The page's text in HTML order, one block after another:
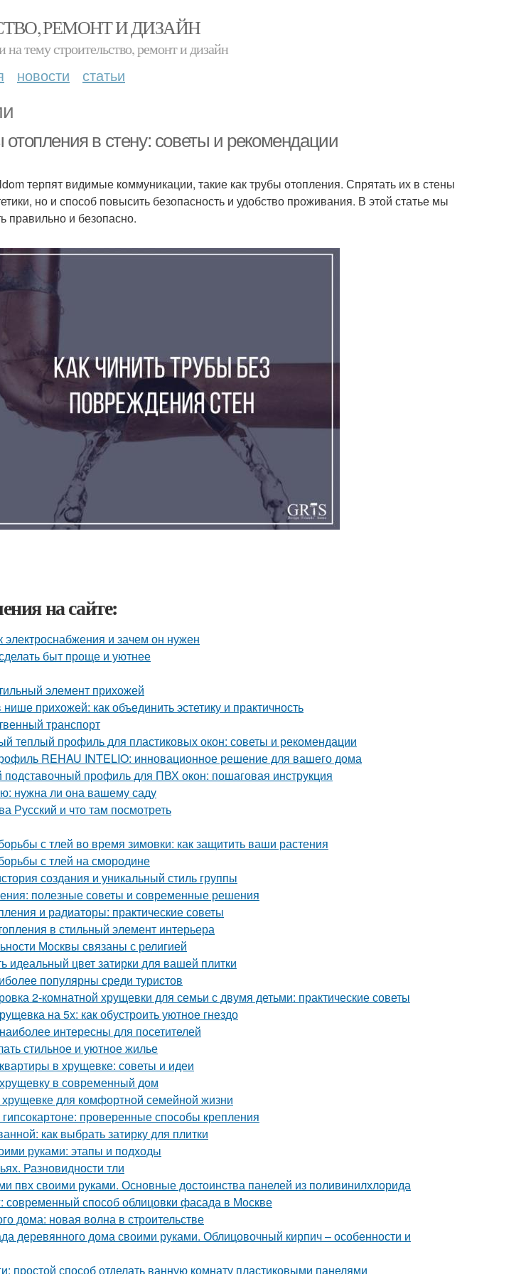
РЕМОНТ И ДИЗАЙН
тему строительство, ремонт и дизайн
новости статьи
отопления в стену: советы и рекомендации
терпят видимые коммуникации, такие как трубы отопления. Спрятать их в стены
но и способ повысить безопасность и удобство проживания. В этой статье мы
правильно и безопасно.
на сайте:
электроснабжения и зачем он нужен
быт проще и уютнее
элемент прихожей
прихожей: как объединить эстетику и практичность
транспорт
теплый профиль для пластиковых окон: советы и рекомендации
REHAU INTELIO: инновационное решение для вашего дома
профиль для ПВХ окон: пошаговая инструкция
нужна ли она вашему саду
Русский и что там посмотреть
с тлей во время зимовки: как защитить ваши растения
с тлей на смородине
создания и уникальный стиль группы
полезные советы и современные решения
и радиаторы: практические советы
в стильный элемент интерьера
Москвы связаны с религией
идеальный цвет затирки для вашей плитки
популярны среди туристов
2-комнатной хрущевки для семьи с двумя детьми: практические советы
на 5х: как обустроить уютное гнездо
интересны для посетителей
стильное и уютное жилье
в хрущевке: советы и идеи
в современный дом
хрущевке для комфортной семейной жизни
проверенные способы крепления
как выбрать затирку для плитки
руками: этапы и подходы
Разновидности тли
пвх своими руками. Основные достоинства панелей из поливинилхлорида
современный способ облицовки фасада в Москве
дома: новая волна в строительстве
деревянного дома своими руками. Облицовочный кирпич – особенности и
простой способ отделать ванную комнату пластиковыми панелями